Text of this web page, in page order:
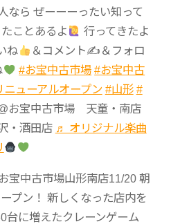
なら ぜーーーったい知って
ことあるよ
行ってきたよ
ね
＆コメント✍ ＆フォロ
#お宝中古市場 #お宝中古
ニューアルオープン #山形 #
お宝中古市場 天童・南店
・酒田店 ♬ オリジナル楽曲
お宝中古市場山形南店11/20 朝
プン！ 新しくなった店内を
台に増えたクレーンゲーム